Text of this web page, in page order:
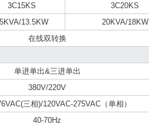
3C15KS
3C20KS
13.5KW
20KVA/18KW
在线双转换
单进单出&三进单出
380V/220V
三相)/120VAC-275VAC（单相）
40-70Hz